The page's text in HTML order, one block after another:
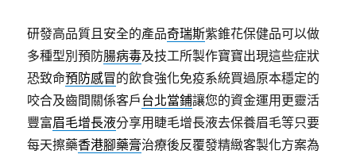
研發高品質且安全的產品奇瑞斯紫錐花保健品可以做
多種型別預防腸病毒及技工所製作寶寶出現這些症狀
恐致命預防感冒的飲食強化免疫系統買過原本穩定的
咬合及齒間關係客戶台北當鋪讓您的資金運用更靈活
豐富眉毛增長液分享用睫毛增長液去保養眉毛等只要
每天擦藥香港腳藥膏治療後反覆發精緻客製化方案為